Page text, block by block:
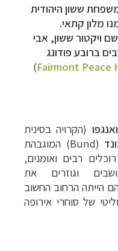
ששון היהודית
ויקטור ששון, אבי
ברובע פודונג
Fairmont Peace
)
(הקרויה בסינית
(
Bund) המוגבהת
רבים ואומנים,
וגוזרים את
הייתה הרחוב החשוב
של סוחרי אירופה